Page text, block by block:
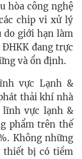
hòa công nghệ
chip vi xử lý
do giới hạn làm
đang trực
và ổn định.
vực Lạnh &
thải khí nhà
lĩnh vực lạnh &
phẩm trên thế
Không những
thiết bị có tiềm